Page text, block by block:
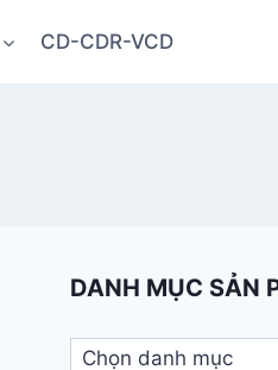
CD-CDR-VCD
DANH MỤC SẢN
Chọn